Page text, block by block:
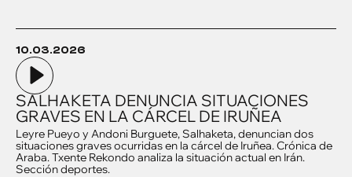
10.03.2026
SALHAKETA DENUNCIA SITUACIONES
GRAVES EN LA CÁRCEL DE IRUÑEA
Leyre Pueyo y Andoni Burguete, Salhaketa, denuncian dos
situaciones graves ocurridas en la cárcel de Iruñea. Crónica de
Araba. Txente Rekondo analiza la situación actual en Irán.
Sección deportes.